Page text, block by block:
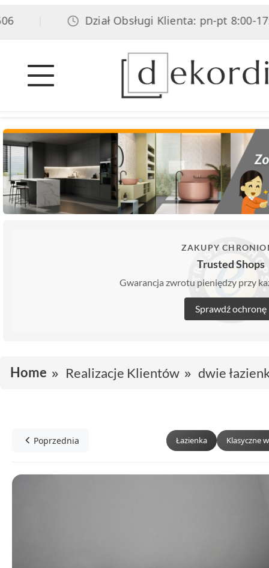
Dział Obsługi Klienta: pn-pt 8:00-
ZAKUPY
Trusted Shops
Gwarancja zwrotu pieniędzy przy
Sprawdź ochronę
Home Realizacje Klientów dwie
Poprzednia Łazienka Klasyczne